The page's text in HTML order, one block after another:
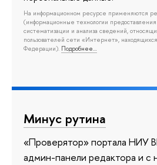
На информационном ресурсе применяются
(информационные технологии
систематизации и анализа сведений,
пользователей сети «Интернет»,
Федерации). Подробнее…
Минус рутина
«Проверятор» портала НИУ
админ-панели редактора и с